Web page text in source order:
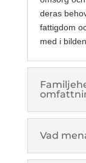
deras
fattigdom
med i bilden.
Vad